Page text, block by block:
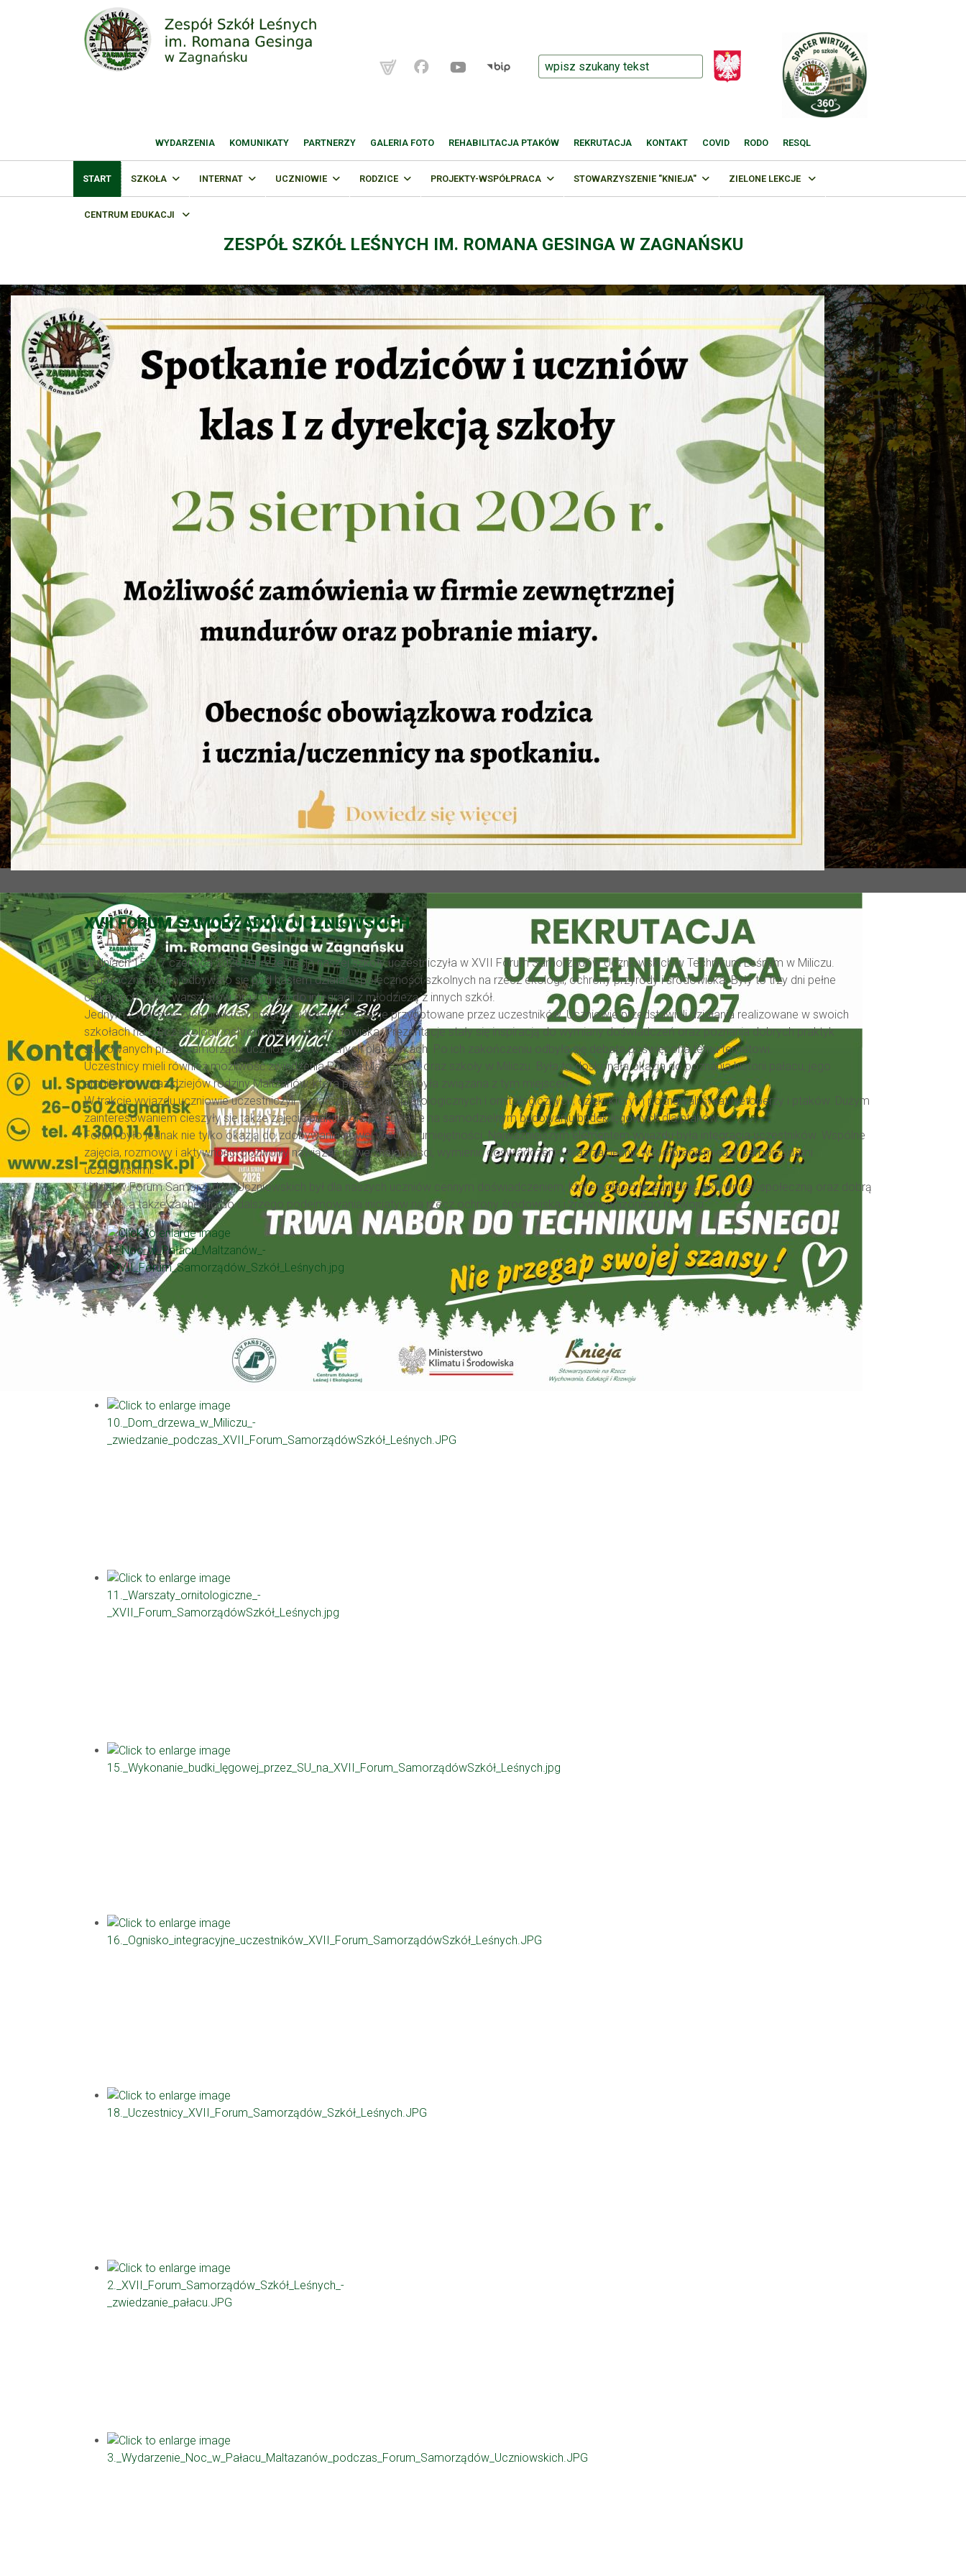
WYDARZENIA KOMUNIKATY PARTNERZY GALERIA FOTO REHABILITACJA PTAKÓW REKRUTACJA KONTAKT COVID RODO RESQL
START SZKOŁA INTERNAT UCZNIOWIE RODZICE PROJEKTY-WSPÓŁPRACA STOWARZYSZENIE "KNIEJA" ZIELONE LEKCJE
CENTRUM EDUKACJI
ZESPÓŁ SZKÓŁ LEŚNYCH IM. ROMANA GESINGA W ZAGNAŃSKU
XVII FORUM SAMORZĄDÓW UCZNIOWSKICH
W dniach 15–17 czerwca 2026 reprezentacja naszej szkoły uczestniczyła w XVII Forum Samorządów Uczniowskich w Technikum Leśnym w Miliczu.
Tegoroczne forum odbywało się pod hasłem działań społeczności szkolnych na rzecz ekologii, ochrony przyrody i środowiska. Były to trzy dni pełne
ciekawych zajęć, warsztatów oraz okazji do integracji z młodzieżą z innych szkół.
Jednym z ważniejszych punktów programu były prezentacje przygotowane przez uczestników. Uczniowie przedstawiali działania realizowane w swoich
szkołach na rzecz ekologii, ochrony przyrody i środowiska. Prezentacje stały się inspiracją do wymiany doświadczeń oraz poznania dobrych praktyk
stosowanych przez samorządy uczniowskie w różnych placówkach. Po ich zakończeniu odbyła się debata poświęcona temu tematowi.
Uczestnicy mieli również możliwość zwiedzenia Pałacu Maltzanów oraz szkoły w Miliczu. Była to doskonała okazja do poznania historii pałacu, jego
architektury oraz dziejów rodziny Maltzanów, która przez wiele lat była związana z tym miejscem.
W trakcie wyjazdu uczniowie uczestniczyli w warsztatach chiropterologicznych i ornitologicznych, dzięki którym poznawali świat nietoperzy i ptaków. Dużym
zainteresowaniem cieszyły się także zajęcia praktyczne polegające na samodzielnym budowaniu budek lęgowych dla ptaków.
Forum było jednak nie tylko okazją do zdobywania nowej wiedzy i umiejętności. Najważniejszym elementem wyjazdu była integracja uczestników. Wspólne
zajęcia, rozmowy i aktywności pozwoliły nawiązać nowe znajomości, wymienić doświadczenia oraz zacieśnić współpracę między samorządami
uczniowskimi.
Udział w Forum Samorządów Uczniowskich był dla naszych uczniów cennym doświadczeniem, które połączyło edukację, aktywność społeczną oraz dobrą
zabawę, a także zachęciło do dalszego podejmowania inicjatyw na rzecz ochrony środowiska i zrównoważonego rozwoju.